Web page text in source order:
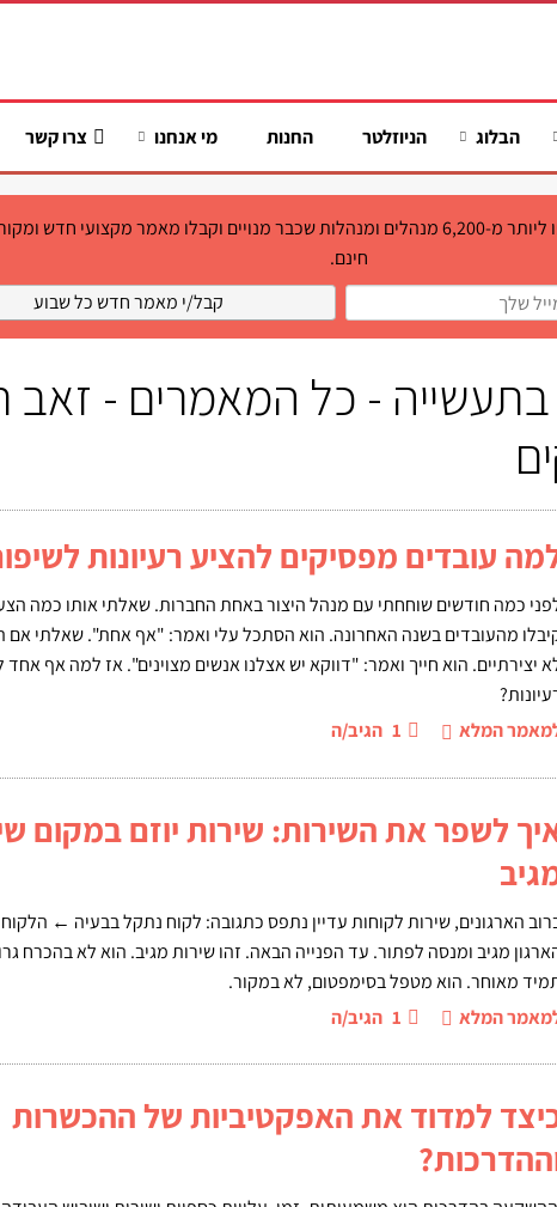
הבלוג הניוזלטר החנות מי אנחנו צרו קשר
הצטרפו ליותר מ-6,200 מנהלים ומנהלות שכבר מנויים וקבלו מאמר מקצועי חדש
חינם.
בתעשייה - כל המאמרים - זאב
עובדים מפסיקים להציע רעיונות
כמה חודשים שוחחתי עם מנהל היצור באחת החברות. שאלתי אותו כמה
מהעובדים בשנה האחרונה. הוא הסתכל עלי ואמר: "אף אחת". שאלתי אם
יצירתיים. הוא חייך ואמר: "דווקא יש אצלנו אנשים מצוינים". אז למה אף
המלא
1 הגיב/ה
לשפר את השירות: שירות יוזם במקום
הארגונים, שירות לקוחות עדיין נתפס כתגובה: לקוח נתקל בבעיה ←
מגיב ומנסה לפתור. עד הפנייה הבאה. זהו שירות מגיב. הוא לא בהכרח
מאוחר. הוא מטפל בסימפטום, לא במקור.
המלא
1 הגיב/ה
למדוד את האפקטיביות של ההכשרות